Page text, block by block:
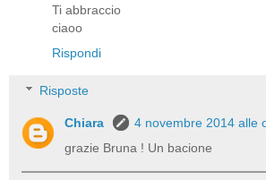
Ti abbraccio
ciaoo
Rispondi
Risposte
Chiara
4 novembre 2014 alle
grazie Bruna ! Un bacione